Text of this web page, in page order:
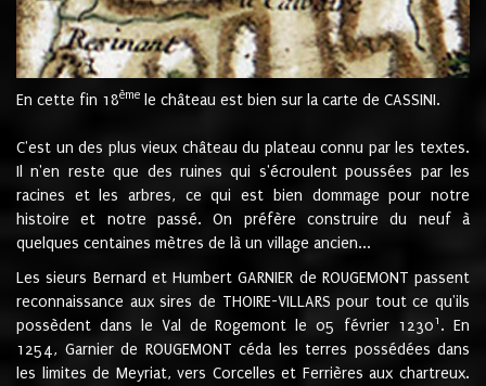
En cette fin 18ème le château est bien sur la carte de CASSINI.
C'est un des plus vieux château du plateau connu par les textes.
Il n'en reste que des ruines qui s'écroulent poussées par les
racines et les arbres, ce qui est bien dommage pour notre
histoire et notre passé. On préfère construire du neuf à
quelques centaines mètres de là un village ancien...
Les sieurs Bernard et Humbert GARNIER de ROUGEMONT passent
reconnaissance aux sires de THOIRE-VILLARS pour tout ce qu'ils
possèdent dans le Val de Rogemont le 05 février 12301 . En
1254, Garnier de ROUGEMONT céda les terres possédées dans
les limites de Meyriat, vers Corcelles et Ferrières aux chartreux.